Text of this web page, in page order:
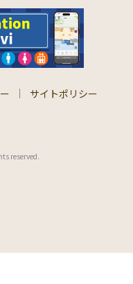
サイトポリシー
reserved.